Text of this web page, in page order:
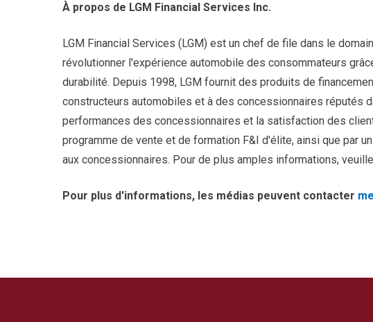
À propos de LGM Financial Services Inc.
LGM Financial Services (LGM) est un chef de file dans le
révolutionner l'expérience automobile des consommateurs
durabilité. Depuis 1998, LGM fournit des produits de
constructeurs automobiles et à des concessionnaires réputés
performances des concessionnaires et la satisfaction des
programme de vente et de formation F&I d'élite, ainsi que par
aux concessionnaires. Pour de plus amples informations,
Pour plus d'informations, les médias peuvent contacter